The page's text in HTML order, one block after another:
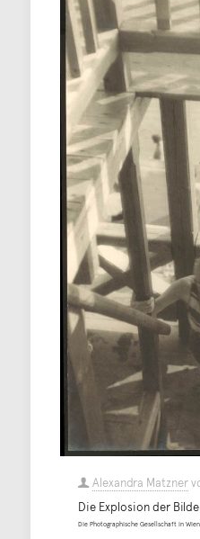
Alexandra Matzner
Die Explosion der
Die Photographische Gesellschaft in Wien